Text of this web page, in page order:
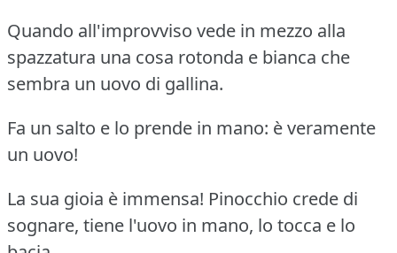
Quando all'improvviso vede in mezzo alla
spazzatura una cosa rotonda e bianca che
sembra un uovo di gallina.
Fa un salto e lo prende in mano: è veramente
un uovo!
La sua gioia è immensa! Pinocchio crede di
sognare, tiene l'uovo in mano, lo tocca e lo